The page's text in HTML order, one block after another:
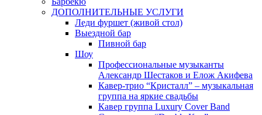
ДОПОЛНИТЕЛЬНЫЕ УСЛУГИ
Леди фуршет (живой стол)
Выездной бар
Пивной бар
Шоу
Профессиональные музыканты
Александр Шестаков и Елож Акифева
Кавер-трио “Кристалл” – музыкальная
группа на яркие свадьбы
Кавер группа Luxury Cover Band